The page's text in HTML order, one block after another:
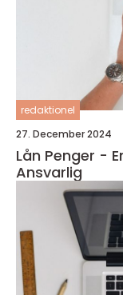
redaktionel
27. December 2024
Lån Penger -
Ansvarlig